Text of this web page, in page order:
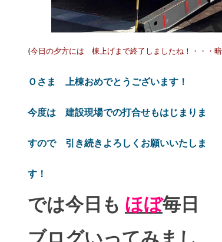
(今日の夕方には 棟上げまで終了しましたね！・・・
Ｏさま 上棟おめでとうございます！
今度は 建設現場での打合せもはじまりま
すので 引き続きよろしくお願いいたしま
す！
では今日も ほぼ毎日